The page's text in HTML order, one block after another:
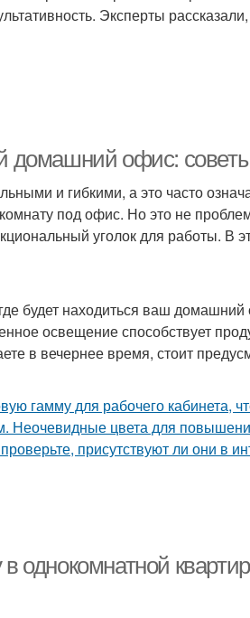
Эксперты
домашний офис:
и гибкими, а это часто
под офис. Но это не
уголок для работы. В
будет находиться ваш
освещение способствует
в вечернее время, стоит
однокомнатной